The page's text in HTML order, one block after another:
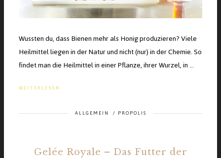
Wussten du, dass Bienen mehr als Honig produzieren? Viele
Heilmittel liegen in der Natur und nicht (nur) in der Chemie. So
findet man die Heilmittel in einer Pflanze, ihrer Wurzel, in …
WEITERLESEN
ALLGEMEIN / PROPOLIS
Gelée Royale – Das Futter der